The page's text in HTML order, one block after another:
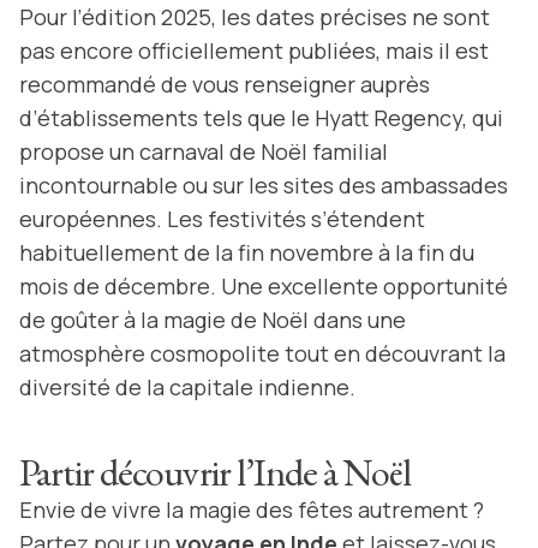
Pour l’édition 2025, les dates précises ne sont
pas encore officiellement publiées, mais il est
recommandé de vous renseigner auprès
d’établissements tels que le Hyatt Regency, qui
propose un carnaval de Noël familial
incontournable ou sur les sites des ambassades
européennes. Les festivités s’étendent
habituellement de la fin novembre à la fin du
mois de décembre. Une excellente opportunité
de goûter à la magie de Noël dans une
atmosphère cosmopolite tout en découvrant la
diversité de la capitale indienne.
Partir découvrir l’Inde à Noël
Envie de vivre la magie des fêtes autrement ?